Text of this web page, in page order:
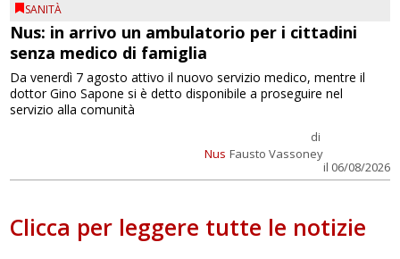
SANITÀ
Nus: in arrivo un ambulatorio per i cittadini
senza medico di famiglia
Nus
di
Fausto Vassoney
il 06/08/2026
Da venerdì 7 agosto attivo il nuovo servizio medico, mentre il
dottor Gino Sapone si è detto disponibile a proseguire nel
servizio alla comunità
Clicca per leggere tutte le notizie